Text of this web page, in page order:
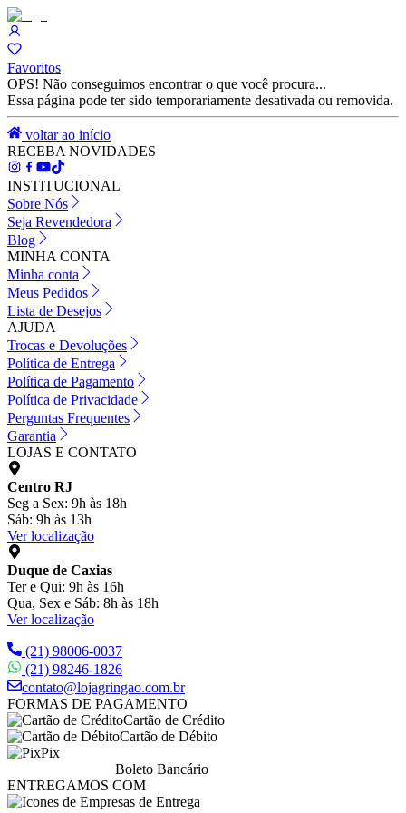
Favoritos
OPS! Não conseguimos encontrar o que você procura...
Essa página pode ter sido temporariamente desativada ou removida.
voltar ao início
RECEBA NOVIDADES
INSTITUCIONAL
Sobre Nós
Seja Revendedora
Blog
MINHA CONTA
Minha conta
Meus Pedidos
Lista de Desejos
AJUDA
Trocas e Devoluções
Política de Entrega
Política de Pagamento
Política de Privacidade
Perguntas Frequentes
Garantia
LOJAS E CONTATO
Centro RJ
Seg a Sex: 9h às 18h
Sáb: 9h às 13h
Ver localização
Duque de Caxias
Ter e Qui: 9h às 16h
Qua, Sex e Sáb: 8h às 18h
Ver localização
(21) 98006-0037
(21) 98246-1826
contato@lojagringao.com.br
FORMAS DE PAGAMENTO
Cartão de Crédito
Cartão de Débito
Pix
Boleto Bancário
ENTREGAMOS COM